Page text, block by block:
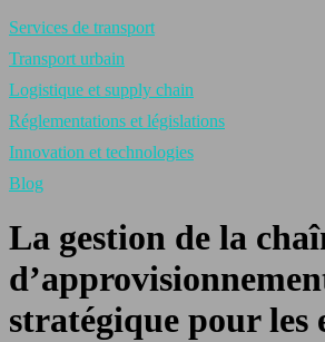
Services de transport
Transport urbain
Logistique et supply chain
Réglementations et législations
Innovation et technologies
Blog
La gestion de la
stratégique pour les